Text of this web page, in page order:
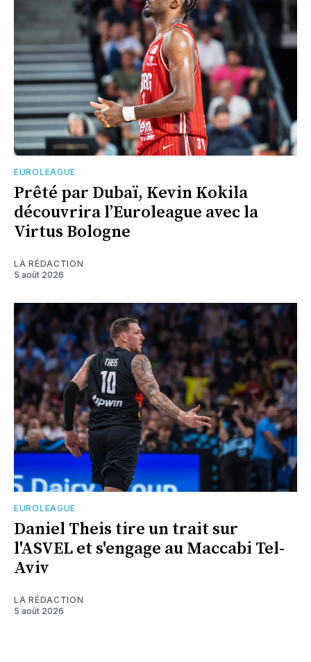
EUROLEAGUE
Prêté par Dubaï, Kevin Kokila
découvrira l’Euroleague avec la
Virtus Bologne
LA RÉDACTION
5 août 2026
EUROLEAGUE
Daniel Theis tire un trait sur
l'ASVEL et s'engage au Maccabi Tel-
Aviv
LA RÉDACTION
5 août 2026